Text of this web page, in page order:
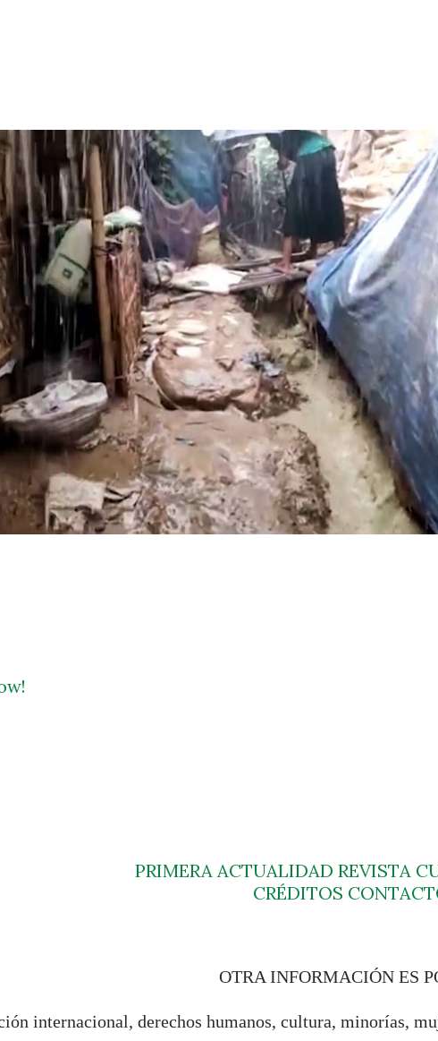
PRIMERA ACTUALIDAD REVISTA
CRÉDITOS
OTRA INFORMACIÓN ES
internacional, derechos humanos, cultura, minorías,